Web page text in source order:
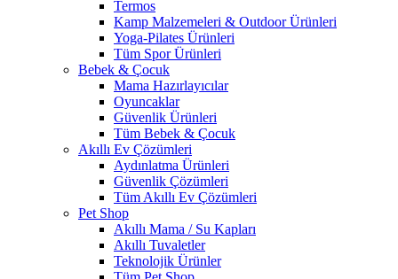
Termos
Kamp Malzemeleri & Outdoor Ürünleri
Yoga-Pilates Ürünleri
Tüm Spor Ürünleri
Bebek & Çocuk
Mama Hazırlayıcılar
Oyuncaklar
Güvenlik Ürünleri
Tüm Bebek & Çocuk
Akıllı Ev Çözümleri
Aydınlatma Ürünleri
Güvenlik Çözümleri
Tüm Akıllı Ev Çözümleri
Pet Shop
Akıllı Mama / Su Kapları
Akıllı Tuvaletler
Teknolojik Ürünler